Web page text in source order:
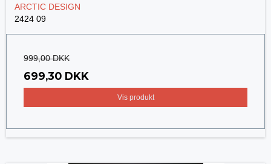
ARCTIC DESIGN
2424 09
999,00 DKK
699,30 DKK
Vis produkt